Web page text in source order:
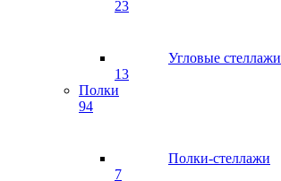
23
Угловые стеллажи
13
Полки
94
Полки-стеллажи
7